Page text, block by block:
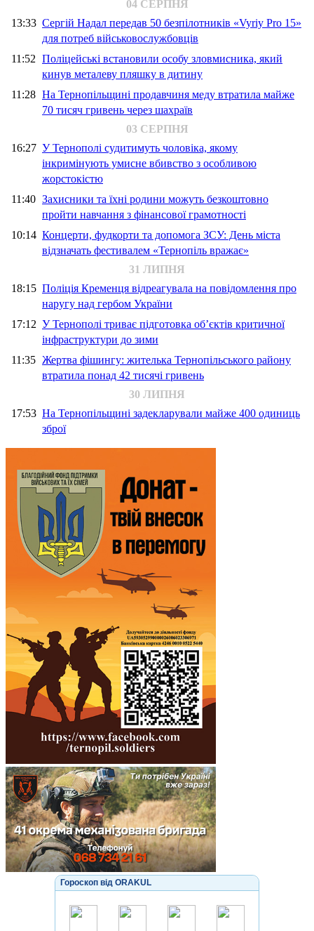
04 СЕРПНЯ
13:33 Сергій Надал передав 50 безпілотників «Vyriy Pro 15»
для потреб військовослужбовців
11:52 Поліцейські встановили особу зловмисника, який
кинув металеву пляшку в дитину
11:28 На Тернопільщині продавчиня меду втратила майже
70 тисяч гривень через шахраїв
03 СЕРПНЯ
16:27 У Тернополі судитимуть чоловіка, якому
інкримінують умисне вбивство з особливою
жорстокістю
11:40 Захисники та їхні родини можуть безкоштовно
пройти навчання з фінансової грамотності
10:14 Концерти, фудкорти та допомога ЗСУ: День міста
відзначать фестивалем «Тернопіль вражає»
31 ЛИПНЯ
18:15 Поліція Кременця відреагувала на повідомлення про
наругу над гербом України
17:12 У Тернополі триває підготовка об’єктів критичної
інфраструктури до зими
11:35 Жертва фішингу: жителька Тернопільського району
втратила понад 42 тисячі гривень
30 ЛИПНЯ
17:53 На Тернопільщині задекларували майже 400 одиниць
зброї
Гороскоп від ORAKUL